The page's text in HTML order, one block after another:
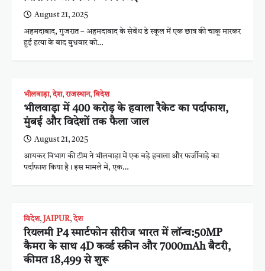
August 21, 2025
अहमदाबाद, गुजरात – अहमदाबाद के सेवेंथ डे स्कूल में एक छात्र की चाकू मारकर
हुई हत्या के बाद बुधवार को…
भीलवाड़ा, देश, राजस्थान,विदेश
भीलवाड़ा में 400 करोड़ के हवाला रैकेट का पर्दाफाश,
मुंबई और विदेशों तक फैला जाल
August 21, 2025
आयकर विभाग की टीम ने भीलवाड़ा में एक बड़े हवाला और फर्जीवाड़े का
पर्दाफाश किया है। इस मामले में, एक…
विदेश, JAIPUR, देश
रियलमी P4 स्मार्टफोन सीरीज भारत में लॉन्च:50MP
कैमरा के साथ 4D कर्व्ड स्क्रीन और 7000mAh बैटरी,
कीमत 18,499 से शुरू